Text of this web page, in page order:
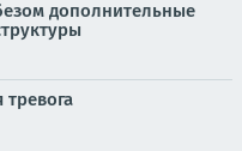
дополнительные